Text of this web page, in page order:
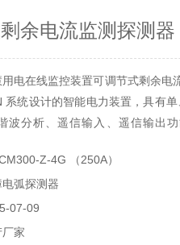
余电流监测探测器
电在线监控装置可调节式剩余电
系统设计的智能电力装置，具有
波分析、遥信输入、遥信输出
Z-4G （250A）
弧探测器
07-09
家